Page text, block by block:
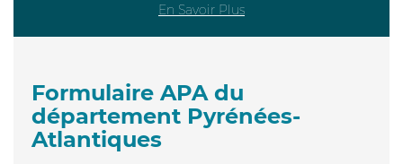
En Savoir Plus
Formulaire APA du
département Pyrénées-
Atlantiques